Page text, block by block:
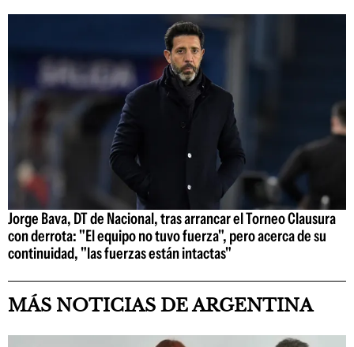
Jorge Bava, DT de Nacional, tras arrancar el Torneo Clausura
con derrota: "El equipo no tuvo fuerza", pero acerca de su
continuidad, "las fuerzas están intactas"
MÁS NOTICIAS DE ARGENTINA